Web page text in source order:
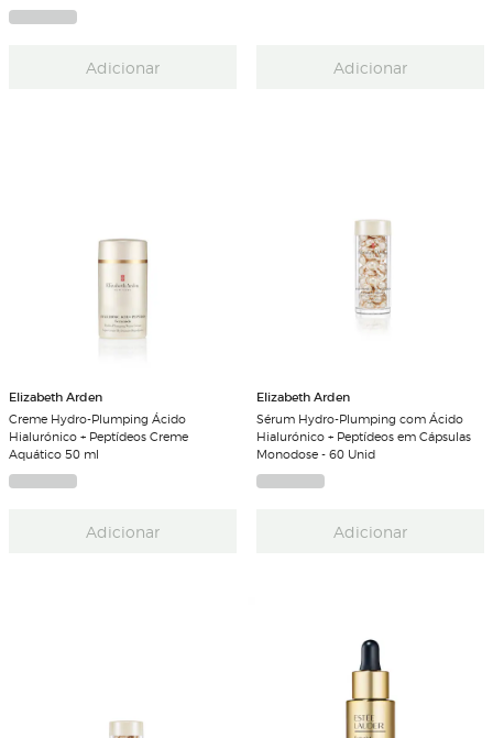
Adicionar Adicionar
Elizabeth Arden
Creme Hydro-Plumping Ácido
Hialurónico + Peptídeos Creme
Aquático 50 ml
Adicionar
Elizabeth Arden
Sérum Hydro-Plumping com Ácido
Hialurónico + Peptídeos em Cápsulas
Monodose - 60 Unid
Adicionar